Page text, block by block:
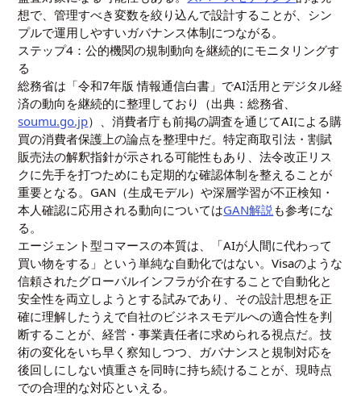
想で、管理すべき変数を絞り込んで設計することが、シン
プルで運用しやすいガバナンス体制につながる。
ステップ4：公的機関の規制動向を継続的にモニタリングす
る
総務省は「令和7年版 情報通信白書」でAI活用とデジタル経
済の動向を継続的に整理しており（出典：総務省、
soumu.go.jp）、消費者庁も前掲の調査を通じてAIによる購
買の消費者保護上の論点を整理中だ。特定商取引法・割賦
販売法の解釈指針が示される可能性もあり、法令改正リス
クに先手を打つためにも定期的な確認体制を整えることが
重要となる。GAN（生成モデル）や深層学習が不正検知・
本人確認に応用される動向についてはGAN解説 も参考にな
る。
エージェント型コマースの本質は、「AIが人間に代わって
買い物をする」という単純な自動化ではない。Visaのような
信頼されたグローバルインフラが介在することで自動化と
安全性を両立しようとする試みであり、その設計思想を正
確に理解したうえで自社のビジネスモデルへの適合性を判
断することが、経営・事業責任者に求められる視点だ。技
術の変化をいち早く察知しつつ、ガバナンスと規制対応を
後回しにしない慎重さを同時に持ち続けることが、現時点
での合理的な対応といえる。